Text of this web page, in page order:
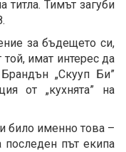
титла. Тимът загуби
за бъдещето си,
имат интерес да
„Скууп Би”
от „кухнята” на
било именно това –
последен път екипа